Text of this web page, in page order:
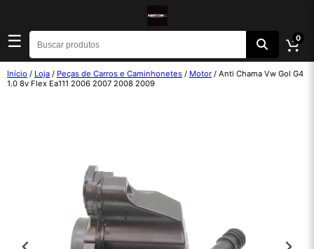
☰ 0
Início / Loja / Peças de Carros e Caminhonetes / Motor / Anti Chama Vw Gol G4
1.0 8v Flex Ea111 2006 2007 2008 2009